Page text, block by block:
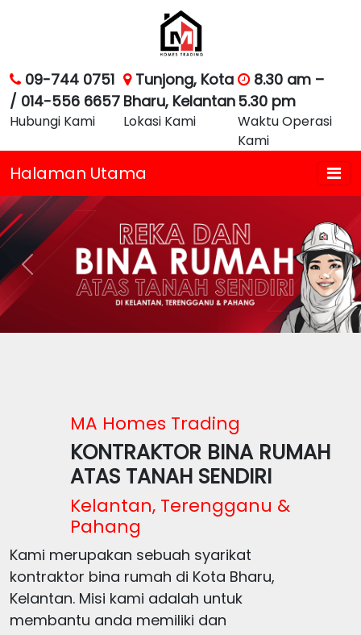
09-744 0751
/ 014-556 6657
Hubungi Kami
Tunjong, Kota
Bharu, Kelantan
Lokasi Kami
8.30 am –
5.30 pm
Waktu Operasi
Kami
Halaman Utama
Previous
MA Homes Trading
KONTRAKTOR BINA RUMAH
ATAS TANAH SENDIRI
Kelantan, Terengganu &
Pahang
Kami merupakan sebuah syarikat
kontraktor bina rumah di Kota Bharu,
Kelantan. Misi kami adalah untuk
membantu anda memiliki dan